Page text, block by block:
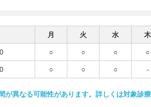
月 火 水 木
○ ○ ○ ○
○ ○ ○ -
が異なる可能性があります。詳しくは対象診